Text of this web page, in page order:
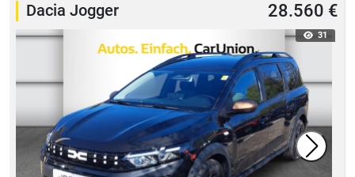
Dacia Jogger 28.560 €
31